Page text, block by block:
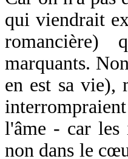
qui viendrait
romancière)
marquants.
en est sa vie),
l'âme - car les
non dans le